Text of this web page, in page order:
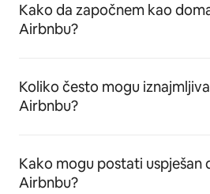
Kako da započnem kao
Airbnbu?
Koliko često mogu
Airbnbu?
Kako mogu postati uspješan
Airbnbu?